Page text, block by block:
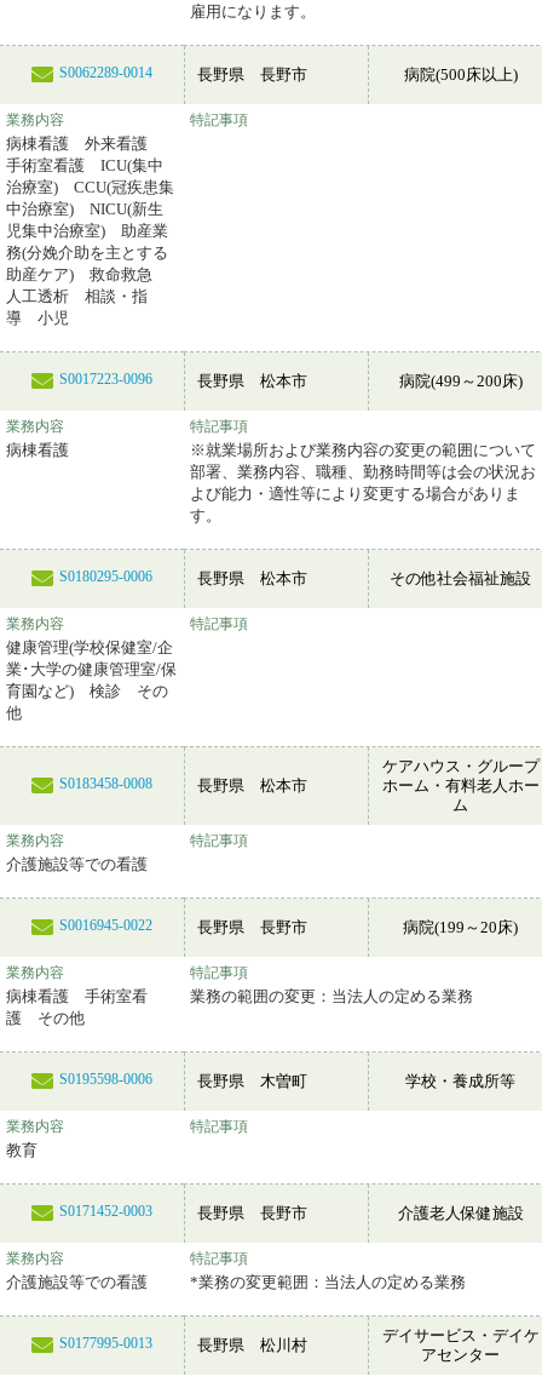
雇用になります。
S0062289-0014 長野県 長野市 病院(500床以上)
業務内容
病棟看護 外来看護
手術室看護 ICU(集中
治療室) CCU(冠疾患集
中治療室) NICU(新生
児集中治療室) 助産業
務(分娩介助を主とする
助産ケア) 救命救急
人工透析 相談・指
導 小児
特記事項
S0017223-0096 長野県 松本市 病院(499～200床)
業務内容
病棟看護
特記事項
※就業場所および業務内容の変更の範囲について
部署、業務内容、職種、勤務時間等は会の状況お
よび能力・適性等により変更する場合がありま
す。
S0180295-0006 長野県 松本市 その他社会福祉施設
業務内容
健康管理(学校保健室/企
業･大学の健康管理室/保
育園など) 検診 その
他
特記事項
S0183458-0008 長野県 松本市
ケアハウス・グループ
ホーム・有料老人ホー
ム
業務内容
介護施設等での看護
特記事項
S0016945-0022 長野県 長野市 病院(199～20床)
業務内容
病棟看護 手術室看
護 その他
特記事項
業務の範囲の変更：当法人の定める業務
S0195598-0006 長野県 木曽町 学校・養成所等
業務内容
教育
特記事項
S0171452-0003 長野県 長野市 介護老人保健施設
業務内容
介護施設等での看護
特記事項
*業務の変更範囲：当法人の定める業務
S0177995-0013 長野県 松川村
デイサービス・デイケ
アセンター